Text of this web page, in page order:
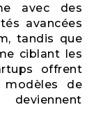
avec des
avancées
tandis que
ciblant les
offrent
modèles de